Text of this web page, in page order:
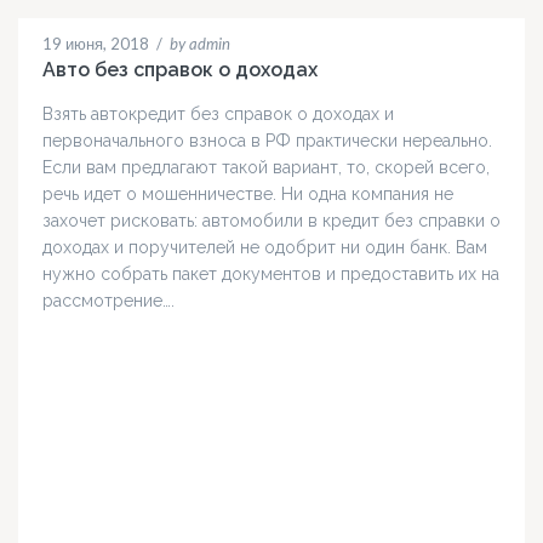
19 июня, 2018 / by admin
Авто без справок о доходах
Взять автокредит без справок о доходах и
первоначального взноса в РФ практически нереально.
Если вам предлагают такой вариант, то, скорей всего,
речь идет о мошенничестве. Ни одна компания не
захочет рисковать: автомобили в кредит без справки о
доходах и поручителей не одобрит ни один банк. Вам
нужно собрать пакет документов и предоставить их на
рассмотрение….